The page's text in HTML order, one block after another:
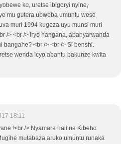
ko, uretse ibigoryi nyine,
mu gutera ubwoba umuntu wese
muri 1994 kugeza uyu munsi muri
/> <br /> Iryo hangana, abanyarwanda
bangahe? <br /> <br /> Si benshi.
wenda icyo abantu bakunze kwita
18:11
!<br /> Nyamara hali na Kibeho
mutabaza aruko umuntu runaka